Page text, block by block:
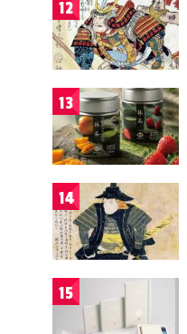
12
13
14
15